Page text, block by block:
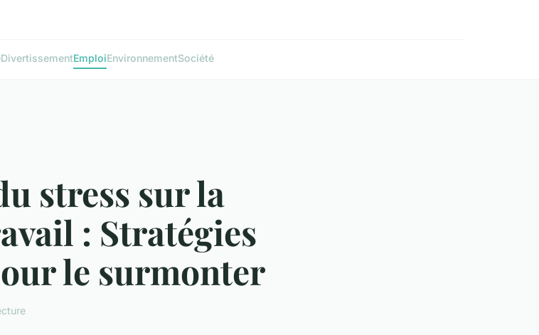
DivertissementEmploiEnvironnementSociété
stress sur la
: Stratégies
le surmonter